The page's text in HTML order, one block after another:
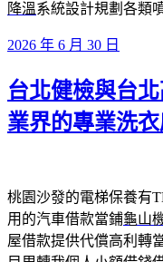
降溫系統設計規劃各類
發
於
2026 年 6 月 30 日
台北健檢與台
業界的專業洗
桃園沙發的電梯保養有
用的汽車借款當鋪龜山
屋借款提供代償高利轉